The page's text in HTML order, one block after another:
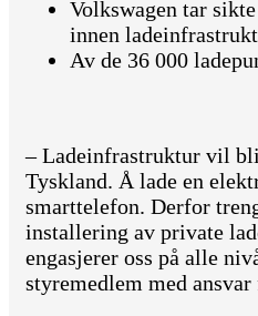
Volkswagen tar
innen
Av de 36 000
– Ladeinfrastruktur vil
Tyskland. Å lade en
smarttelefon. Derfor
installering av private
engasjerer oss på alle
styremedlem med